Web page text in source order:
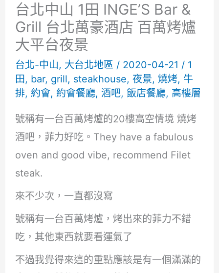
台北中山 1田 INGE’S Bar &
Grill 台北萬豪酒店 百萬烤爐
大平台夜景
台北-中山, 大台北地區 / 2020-04-21 / 1
田 , bar, grill, steakhouse, 夜景, 燒烤, 牛
排, 約會, 約會餐廳, 酒吧, 飯店餐廳, 高樓層
號稱有一台百萬烤爐的20樓高空情境 燒烤
酒吧，菲力好吃。They have a fabulous
oven and good vibe, recommend Filet
steak.
來不少次，一直都沒寫
號稱有一台百萬烤爐，烤出來的菲力不錯
吃，其他東西就要看運氣了
不過我覺得來這的重點應該是有一個滿滿的